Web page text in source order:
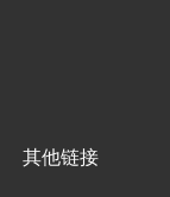
其他链接